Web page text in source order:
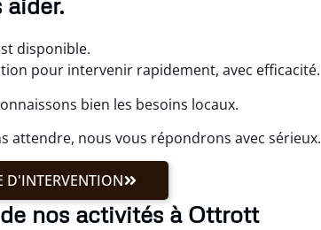
disponible.
pour intervenir rapidement, avec efficacité.
bien les besoins locaux.
attendre, nous vous répondrons avec sérieux.
D'INTERVENTION
nos activités à Ottrott